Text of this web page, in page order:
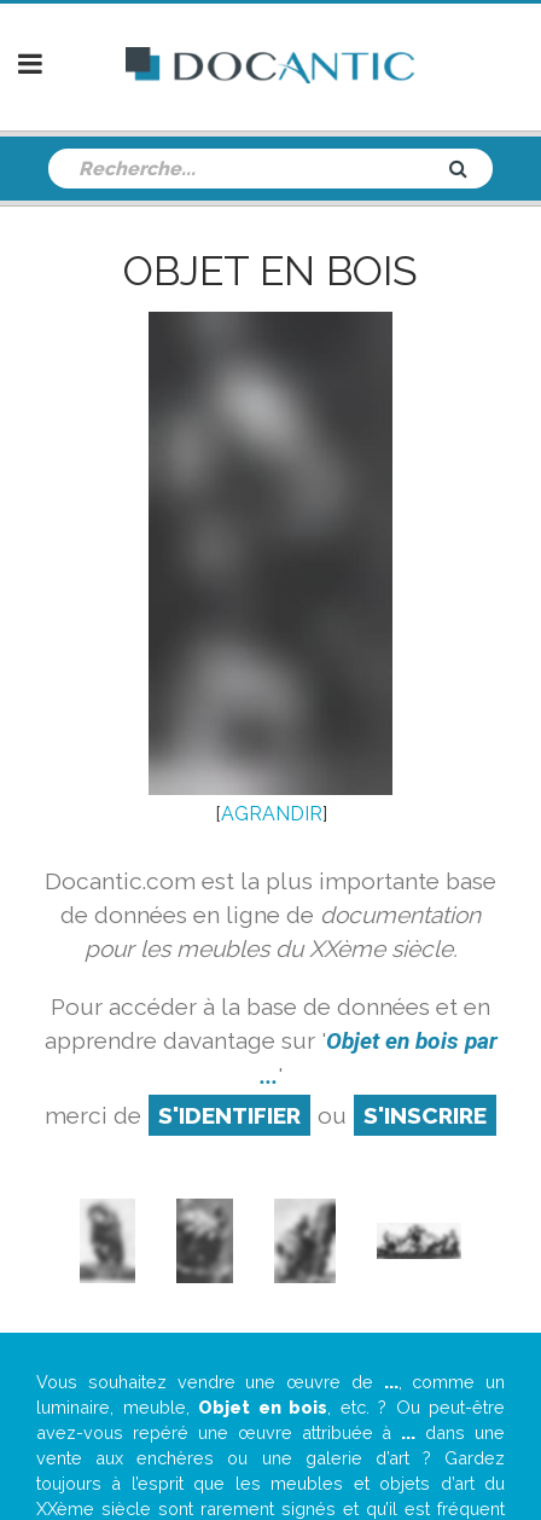
OBJET EN BOIS
[AGRANDIR]
Docantic.com est la plus importante base
de données en ligne de documentation
pour les meubles du XXème siècle.
Pour accéder à la base de données et en
apprendre davantage sur 'Objet en bois par
...'
merci de
S'IDENTIFIER ou S'INSCRIRE
Vous souhaitez vendre une œuvre de ..., comme un
luminaire, meuble, Objet en bois , etc. ? Ou peut-être
avez-vous repéré une œuvre attribuée à ... dans une
vente aux enchères ou une galerie d’art ? Gardez
toujours à l’esprit que les meubles et objets d’art du
XXème siècle sont rarement signés et qu’il est fréquent